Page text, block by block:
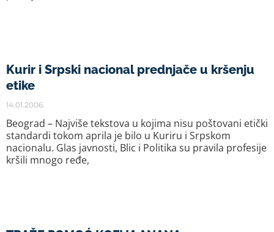
Kurir i Srpski nacional prednjače u kršenju
etike
14.01.2006.
Beograd – Najviše tekstova u kojima nisu poštovani etički
standardi tokom aprila je bilo u Kuriru i Srpskom
nacionalu. Glas javnosti, Blic i Politika su pravila profesije
kršili mnogo ređe,